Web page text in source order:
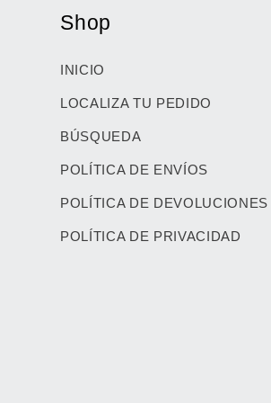
Shop
INICIO
LOCALIZA TU PEDIDO
BÚSQUEDA
POLÍTICA DE ENVÍOS
POLÍTICA DE DEVOLUCIONES
POLÍTICA DE PRIVACIDAD